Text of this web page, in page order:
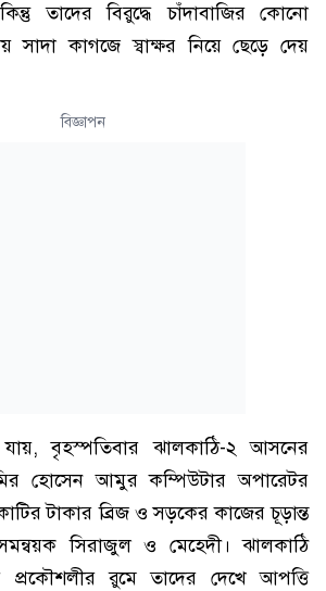
তাদের বিরুদ্ধে চাঁদাবাজির কোনো
সাদা কাগজে স্বাক্ষর নিয়ে ছেড়ে দেয়
বিজ্ঞাপন
বৃহস্পতিবার ঝালকাঠি-২ আসনের
হোসেন আমুর কম্পিউটার অপারেটর
টাকার ব্রিজ ও সড়কের কাজের চূড়ান্ত
সিরাজুল ও মেহেদী। ঝালকাঠি
প্রকৌশলীর রুমে তাদের দেখে আপত্তি